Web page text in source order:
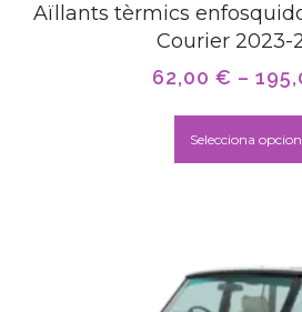
Aïllants tèrmics
Courier 2023-
62,00 € –
Selecciona